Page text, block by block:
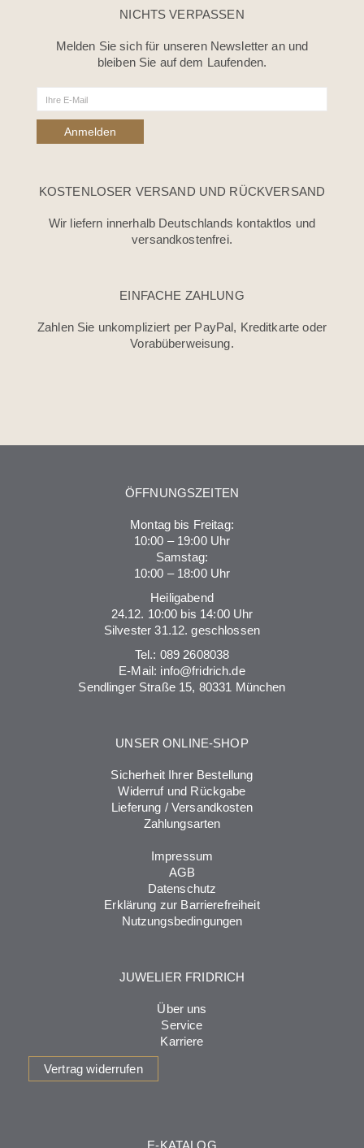
NICHTS VERPASSEN
Melden Sie sich für unseren Newsletter an und
bleiben Sie auf dem Laufenden.
KOSTENLOSER VERSAND UND RÜCKVERSAND
Wir liefern innerhalb Deutschlands kontaktlos und
versandkostenfrei.
EINFACHE ZAHLUNG
Zahlen Sie unkompliziert per PayPal, Kreditkarte oder
Vorabüberweisung.
ÖFFNUNGSZEITEN
Montag bis Freitag:
10:00 – 19:00 Uhr
Samstag:
10:00 – 18:00 Uhr
Heiligabend
24.12. 10:00 bis 14:00 Uhr
Silvester 31.12. geschlossen
Tel.: 089 2608038
E-Mail: info@fridrich.de
Sendlinger Straße 15, 80331 München
UNSER ONLINE-SHOP
Sicherheit Ihrer Bestellung
Widerruf und Rückgabe
Lieferung / Versandkosten
Zahlungsarten
Impressum
AGB
Datenschutz
Erklärung zur Barrierefreiheit
Nutzungsbedingungen
JUWELIER FRIDRICH
Über uns
Service
Karriere
Vertrag widerrufen
E-KATALOG